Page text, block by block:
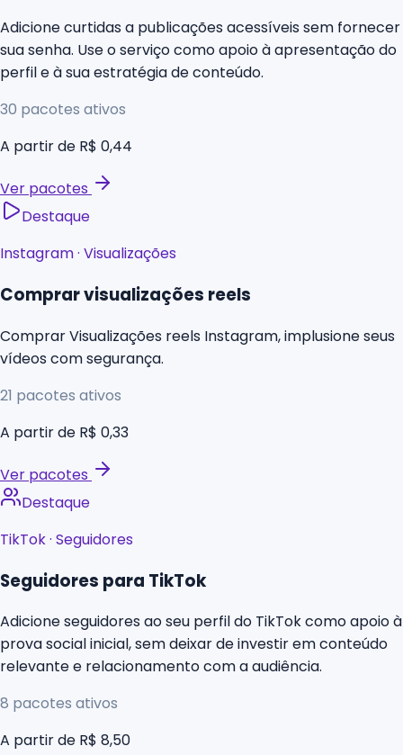
Adicione curtidas a publicações acessíveis sem fornecer
sua senha. Use o serviço como apoio à apresentação do
perfil e à sua estratégia de conteúdo.
30 pacotes ativos
A partir de R$ 0,44
Ver pacotes
Destaque
Instagram· Visualizações
Comprar visualizações reels
Comprar Visualizações reels Instagram, implusione seus
vídeos com segurança.
21 pacotes ativos
A partir de R$ 0,33
Ver pacotes
Destaque
TikTok· Seguidores
Seguidores para TikTok
Adicione seguidores ao seu perfil do TikTok como apoio à
prova social inicial, sem deixar de investir em conteúdo
relevante e relacionamento com a audiência.
8 pacotes ativos
A partir de R$ 8,50